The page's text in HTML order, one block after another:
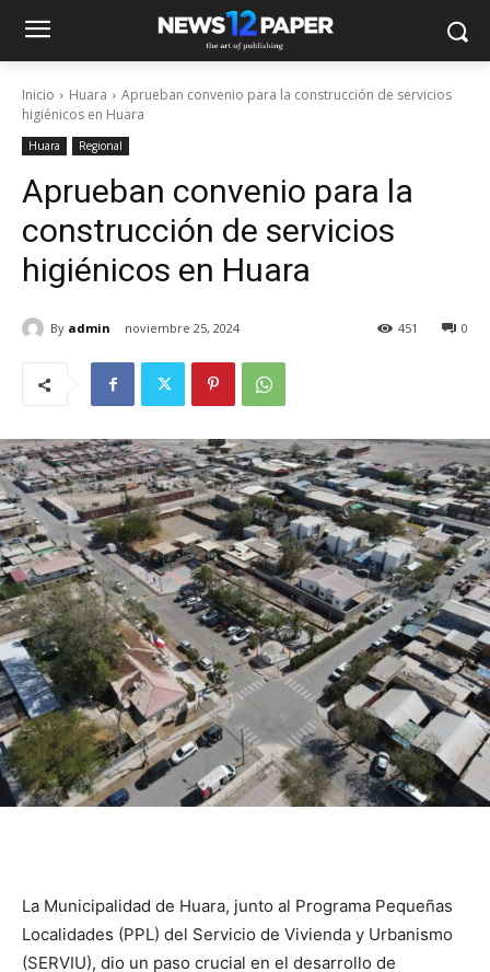
Inicio Huara
Aprueban convenio para la construcción de servicios
higiénicos en Huara
Huara Regional
Aprueban convenio para la
construcción de servicios
higiénicos en Huara
By admin noviembre 25, 2024 0
451
La Municipalidad de Huara, junto al Programa Pequeñas
Localidades (PPL) del Servicio de Vivienda y Urbanismo
(SERVIU), dio un paso crucial en el desarrollo de